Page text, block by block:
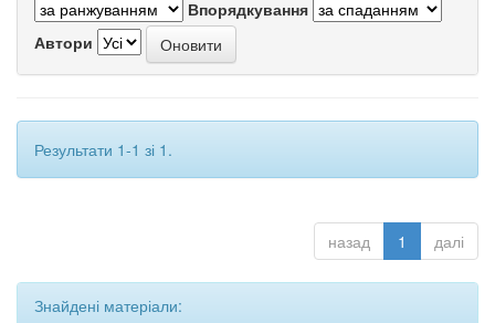
Впорядкування
Автори
Результати 1-1 зі 1.
назад 1 далі
Знайдені матеріали: